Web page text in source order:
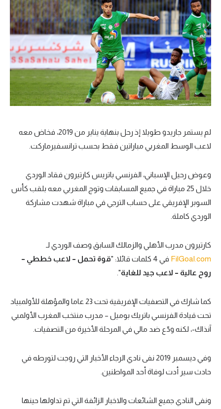
لم يستمر جاريدو طويلا إذ رحل بنهاية يناير من 2019، فخاض معه
لاعب الوسط المغربي مباراتين فقط بحسب ترانسفيرماركت.
وعوض رحيل الإسباني، الفرنسي باتريس كارتيرون فقاد الوردي
خلال 25 مباراة في جميع المسابقات وتوج المغربي معه بلقب كأس
السوبر الإفريقي على حساب الترجي في مباراة شهدت مشاركة
الوردي كاملة.
كارتيرون مدرب الأهلي والزمالك السابق وصف الوردي لـ
FilGoal.com في 4 كلمات قائلا: "
قوة تحمل – لاعب خططي –
روح عالية – لاعب جيد للغاية".
كما شارك في التصفيات الإفريقية تحت 23 عاما والمؤهلة للأولمبياد
تحت قيادة الفرنسي باتريك بوميل – مدرب منتخب المغرب الأولمبي
آنذاك-، لكنه ودّع ضد مالي في المرحلة الأخيرة من التصفيات.
وفي ديسمبر 2019 نفى نادي الرجاء الأخبار التي روجت لتورطه في
حادث سير أدت لوفاة أحد المواطنين.
ونفى النادي جميع الشائعات والاخبار الزائفة التي تم تداولها حينها